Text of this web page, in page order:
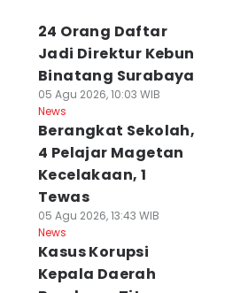
Tiang
di Gresik
Alasan Pakuwon
Pendekkan Pagar
24 Orang Daftar
Jadi Direktur Kebun
Binatang Surabaya
05 Agu 2026, 10:03 WIB
News
Berangkat Sekolah,
4 Pelajar Magetan
Kecelakaan, 1
Tewas
05 Agu 2026, 13:43 WIB
News
Kasus Korupsi
Kepala Daerah